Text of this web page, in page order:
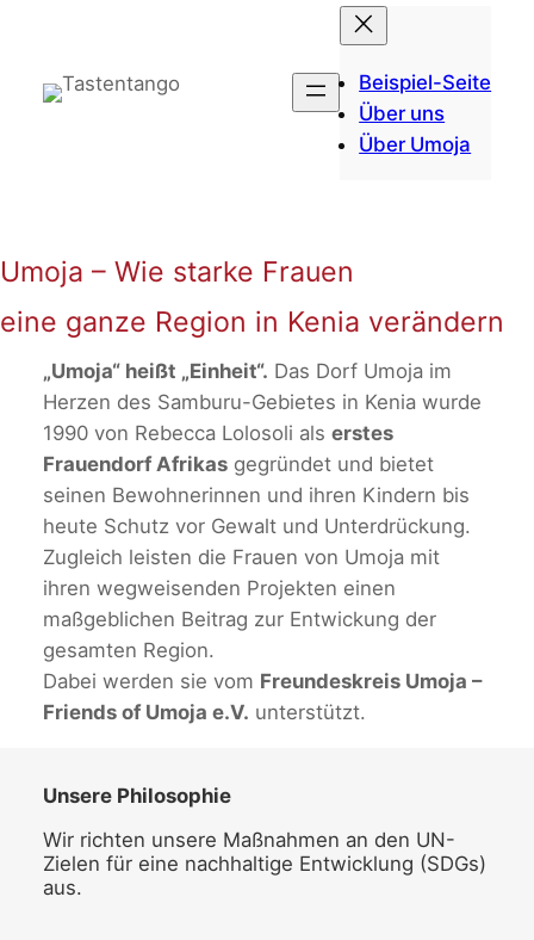
springen
Beispiel-Seite
Über uns
Über Umoja
Umoja – Wie starke Frauen
eine ganze Region in Kenia verändern
„Umoja“ heißt „Einheit“. Das Dorf Umoja im
Herzen des Samburu-Gebietes in Kenia wurde
1990 von Rebecca Lolosoli als erstes
Frauendorf Afrikasgegründet und bietet
seinen Bewohnerinnen und ihren Kindern bis
heute Schutz vor Gewalt und Unterdrückung.
Zugleich leisten die Frauen von Umoja mit
ihren wegweisenden Projekten einen
maßgeblichen Beitrag zur Entwickung der
gesamten Region.
Dabei werden sie vom Freundeskreis Umoja –
Friends of Umoja e.V. unterstützt.
Unsere Philosophie
Wir richten unsere Maßnahmen an den UN-
Zielen für eine nachhaltige Entwicklung (SDGs)
aus.